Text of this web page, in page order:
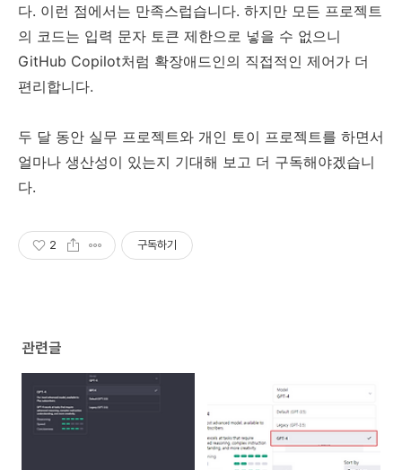
다. 이런 점에서는 만족스럽습니다. 하지만 모든 프로젝트
의 코드는 입력 문자 토큰 제한으로 넣을 수 없으니
GitHub Copilot처럼 확장애드인의 직접적인 제어가 더
편리합니다.
두 달 동안 실무 프로젝트와 개인 토이 프로젝트를 하면서
얼마나 생산성이 있는지 기대해 보고 더 구독해야겠습니
다.
2 구독하기
관련글